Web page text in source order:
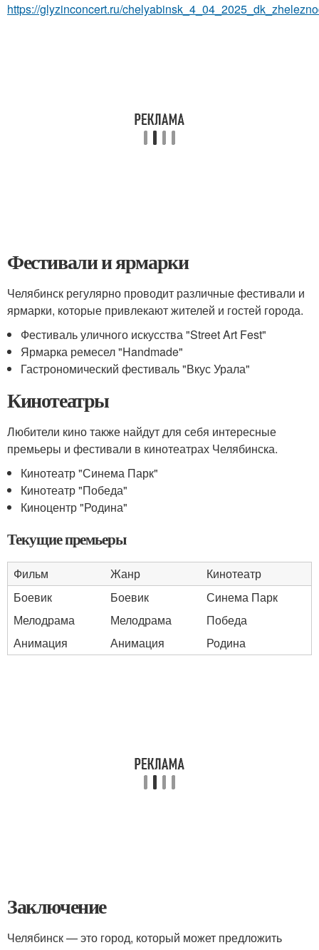
https://glyzinconcert.ru/
Фестивали и ярмарки
Челябинск регулярно проводит различные фестивали и
ярмарки, которые привлекают жителей и гостей города.
Фестиваль уличного искусства "Street Art Fest"
Ярмарка ремесел "Handmade"
Гастрономический фестиваль "Вкус Урала"
Кинотеатры
Любители кино также найдут для себя интересные
премьеры и фестивали в кинотеатрах Челябинска.
Кинотеатр "Синема Парк"
Кинотеатр "Победа"
Киноцентр "Родина"
Текущие премьеры
Фильм Жанр
Кинотеатр
Боевик
Боевик
Синема Парк
Мелодрама
Мелодрама
Победа
Анимация
Анимация Родина
Заключение
Челябинск — это город, который может предложить